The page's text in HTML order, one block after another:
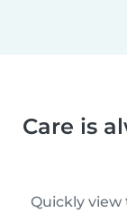
Care is
Quickly